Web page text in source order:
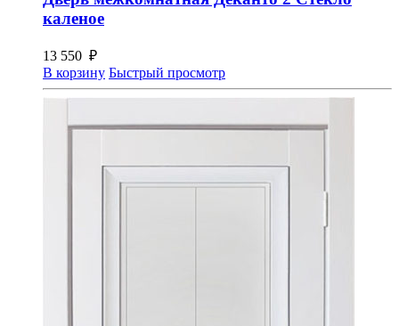
каленое
13 550 ₽
В корзину Быстрый просмотр